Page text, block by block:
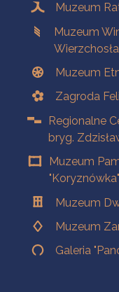
Muzeum
Muzeum
Muzeum
Zagroda
Regionalne
bryg.
Muzeum
Muzeum
Muzeum
Galeria